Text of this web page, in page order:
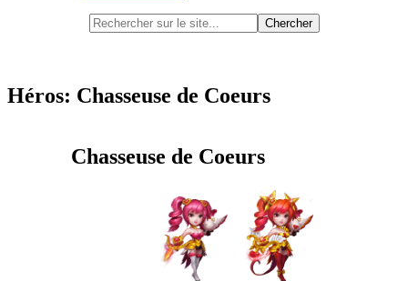
Héros: Chasseuse de Coeurs
Chasseuse de Coeurs